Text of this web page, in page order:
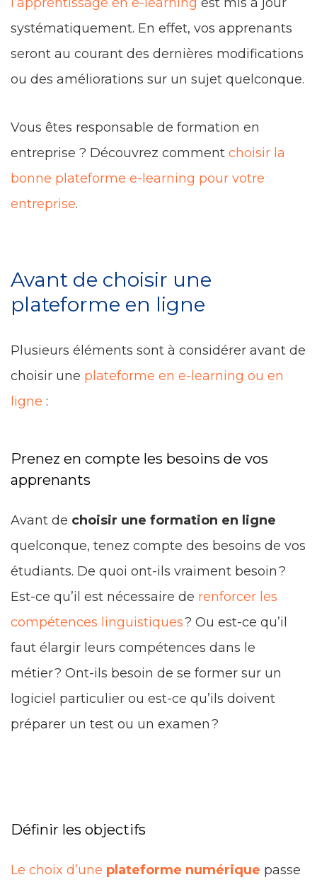
systématiquement. En effet, vos apprenants
seront au courant des dernières modifications
ou des améliorations sur un sujet quelconque.
Vous êtes responsable de formation en
entreprise ? Découvrez comment choisir la
bonne plateforme e-learning pour votre
entreprise.
Avant de choisir une
plateforme en ligne
Plusieurs éléments sont à considérer avant de
choisir une plateforme en e-learning ou en
ligne :
Prenez en compte les besoins de vos
apprenants
Avant de choisir une formation en ligne
quelconque, tenez compte des besoins de vos
étudiants. De quoi ont-ils vraiment besoin ?
Est-ce qu’il est nécessaire de renforcer les
compétences linguistiques? Ou est-ce qu’il
faut élargir leurs compétences dans le
métier ? Ont-ils besoin de se former sur un
logiciel particulier ou est-ce qu’ils doivent
préparer un test ou un examen ?
Définir les objectifs
Le choix d’une plateforme numérique passe